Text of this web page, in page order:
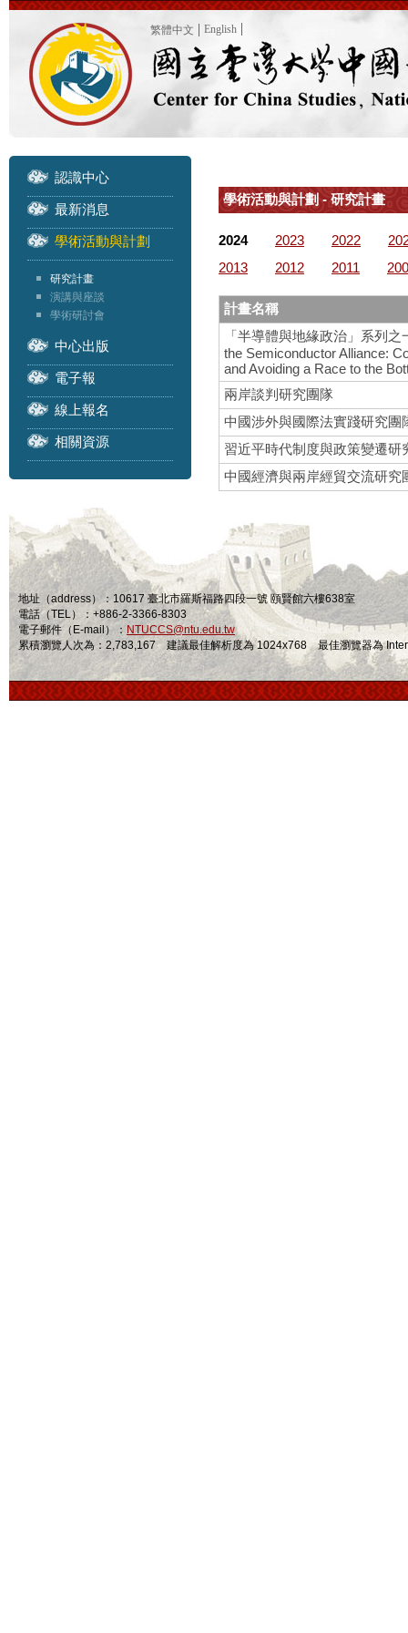
繁體中文 English
認識中心
最新消息
學術活動與計劃
研究計畫
演講與座談
學術研討會
中心出版
電子報
線上報名
相關資源
學術活動與計劃 - 研究計畫
2024 2023 2022
2013
2012 2011
計畫名稱
「半導體與地緣政治」系列
the Semiconductor Alliance:
and Avoiding a Race to the
兩岸談判研究團隊
中國涉外與國際法實踐研究團
習近平時代制度與政策變遷研
中國經濟與兩岸經貿交流研究
地址（address）：10617 臺北市羅斯福路四段一號 頤賢館六樓638室
電話（TEL）：+886-2-3366-8303
電子郵件（E-mail）： NTUCCS@ntu.edu.tw
累積瀏覽人次為：2,783,167 建議最佳解析度為 1024x768 最佳瀏覽器為